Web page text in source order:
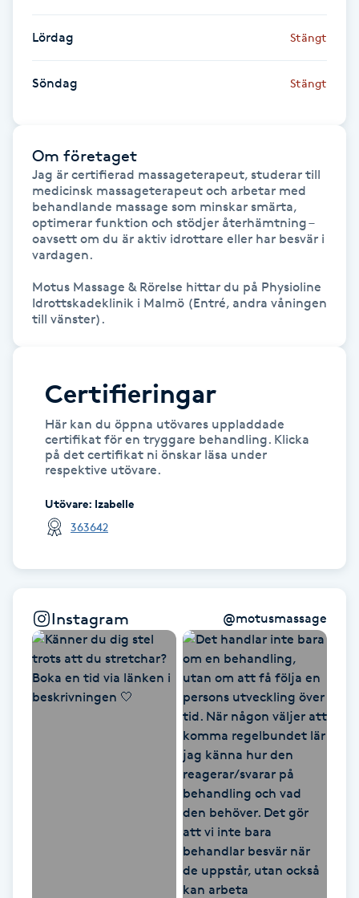
Katun fransar
Kemisk peeling
Kinesiologi
Kinesisk medicin
Kiropraktik
Klangmassage
Klippning
Klippning ungdom
Koppningsmassage
Lördag Stängt
Söndag Stängt
Om företaget
Jag är certifierad massageterapeut, studerar till
medicinsk massageterapeut och arbetar med
behandlande massage som minskar smärta,
optimerar funktion och stödjer återhämtning –
oavsett om du är aktiv idrottare eller har besvär i
vardagen.
Motus Massage & Rörelse hittar du på Physioline
Idrottskadeklinik i Malmö (Entré, andra våningen
till vänster).
Certifieringar
Här kan du öppna utövares uppladdade
certifikat för en tryggare behandling. Klicka
på det certifikat ni önskar läsa under
respektive utövare.
Utövare: Izabelle
363642
Instagram @motusmassage